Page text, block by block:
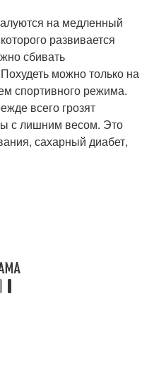
на медленный
развивается
сбивать
можно только на
спортивного режима.
всего грозят
с лишним весом. Это
сахарный диабет,